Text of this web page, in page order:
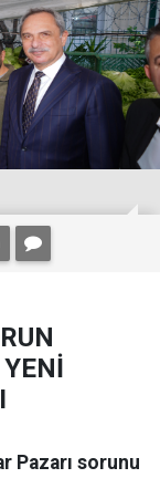
Pazarı sorunu